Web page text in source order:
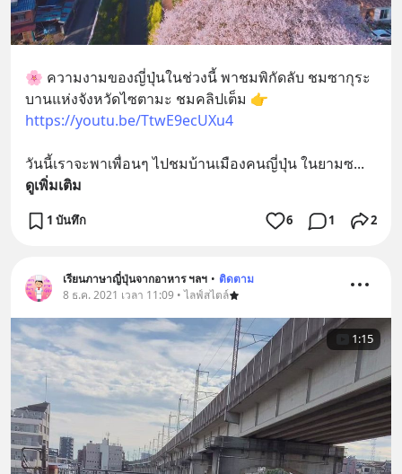
🌸 ความงามของญี่ปุ่นในช่วงนี้ พาชมพิกัดลับ ชมซากุระ
https://youtu.be/TtwE9ecUXu4
วันนี้เราจะพาเพื่อนๆ ไปชมบ้านเมืองคนญี่ปุ่น ในยามซ...
ดูเพิ่มเติม
1 บันทึก 6 1 2
เรียนภาษาญี่ปุ่นจากอาหาร ฯลฯ • ติดตาม
8 ธ.ค. 2021 เวลา 11:09 • ไลฟ์สไตล์
1:15